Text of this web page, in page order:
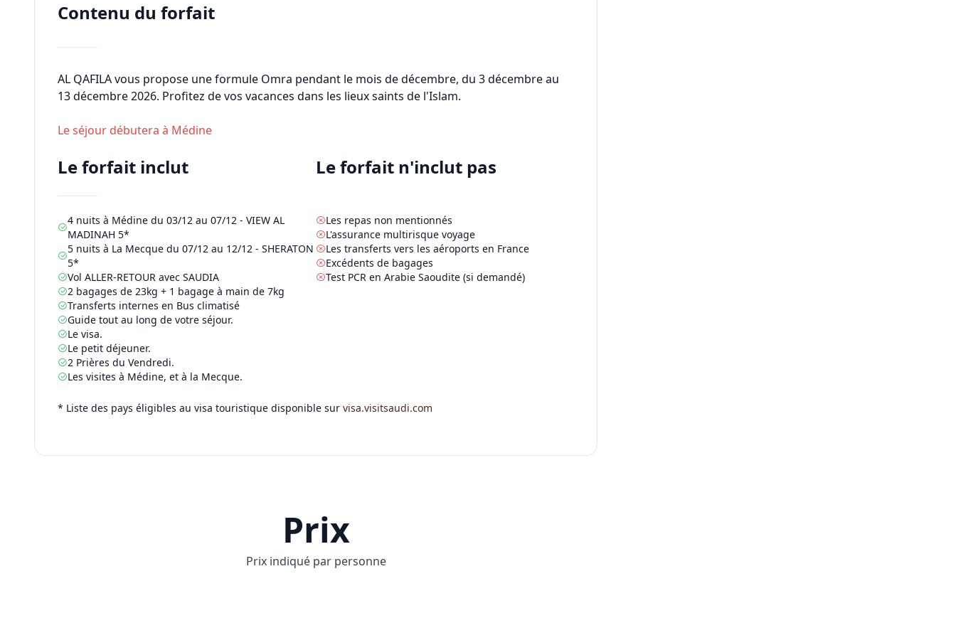
Contenu du forfait
AL QAFILA vous propose une formule Omra pendant le mois dedécembre, du 3 décembreau
13 décembre 2026. Profitez de vos vacances dans les lieux saints de l'Islam.
Le séjour débutera à Médine
Le forfait inclut Le forfait n'inclut pas
5 nuits à La Mecque du 07/12 au 12/12 - SHERATON
5*
4 nuits à Médine du 03/12 au 07/12 - VIEW AL
MADINAH 5*
Vol ALLER-RETOUR avec SAUDIA
2 bagages de 23kg + 1 bagage à main de 7kg
Transferts internes en Bus climatisé
Guide tout au long de votre séjour.
Le visa.
Le petit déjeuner.
2 Prières du Vendredi.
Les visites à Médine, et à la Mecque.
Les repas non mentionnés
L'assurance multirisque voyage
Les transferts vers les aéroports en France
Excédents de bagages
Test PCR en Arabie Saoudite (si demandé)
* Liste des pays éligibles au visa touristique disponible sur visa.visitsaudi.com
Prix
Prix indiqué par personne